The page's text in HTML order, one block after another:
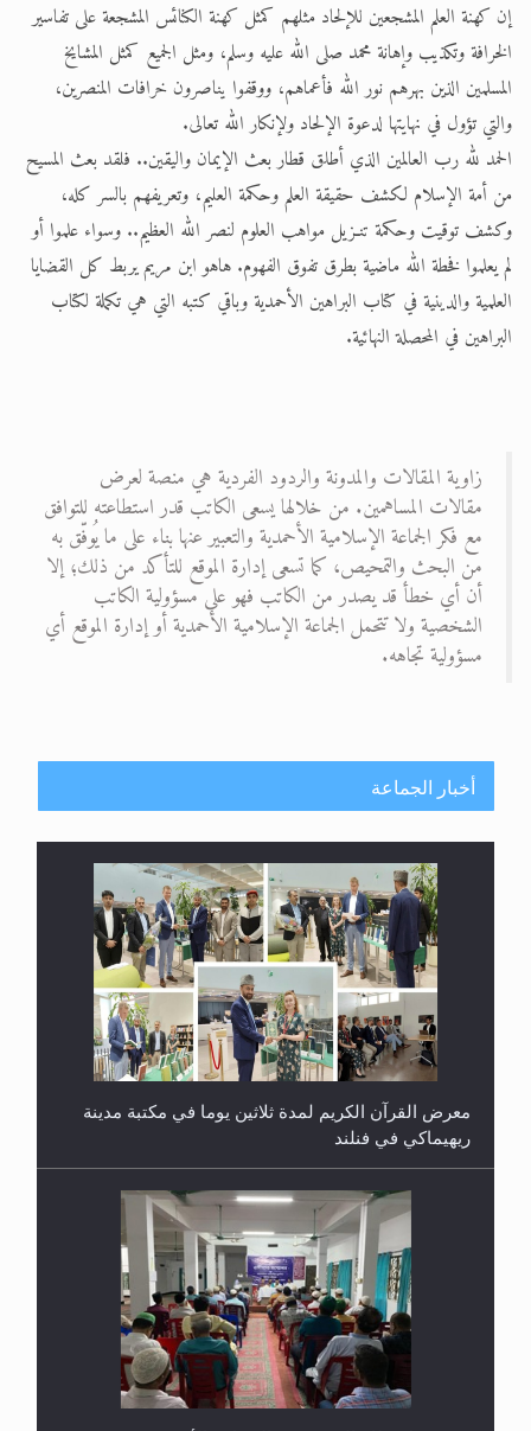
إن كهنة العلم المشجعين للإلحاد مثلهم كمثل كهنة الكنائس المشجعة على تفاسير
الخرافة وتكذيب وإهانة محمد صلى الله عليه وسلم، ومثل الجميع كمثل المشايخ
المسلمين الذين بهرهم نور الله فأعماهم، ووقفوا يناصرون خرافات المنصرين،
والتي تؤول في نهايتها لدعوة الإلحاد ولإنكار الله تعالى.
الحمد لله رب العالمين الذي أطلق قطار بعث الإيمان واليقين.. فلقد بعث المسيح
من أمة الإسلام لكشف حقيقة العلم وحكمة العليم، وتعريفهم بالسر كله،
وكشف توقيت وحكمة تنـزيل مواهب العلوم لنصر الله العظيم.. وسواء علموا أو
لم يعلموا فخطة الله ماضية بطرق تفوق الفهوم. هاهو ابن مريم يربط كل القضايا
العلمية والدينية في كتاب البراهين الأحمدية وباقي كتبه التي هي تكملة لكتاب
البراهين في المحصلة النهائية.
زاوية المقالات والمدونة والردود الفردية هي منصة لعرض
مقالات المساهمين. من خلالها يسعى الكاتب قدر استطاعته للتوافق
مع فكر الجماعة الإسلامية الأحمدية والتعبير عنها بناء على ما يُوفّق به
من البحث والتمحيص، كما تسعى إدارة الموقع للتأكد من ذلك؛ إلا
أن أي خطأ قد يصدر من الكاتب فهو على مسؤولية الكاتب
الشخصية ولا تتحمل الجماعة الإسلامية الأحمدية أو إدارة الموقع أي
مسؤولية تجاهه.
أخبار الجماعة
معرض القرآن الكريم لمدة ثلاثين يوما في مكتبة مدينة
ريهيماكي في فنلند